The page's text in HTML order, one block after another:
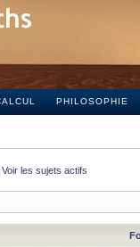
PHILOSOPHIE
Voir les sujets actifs